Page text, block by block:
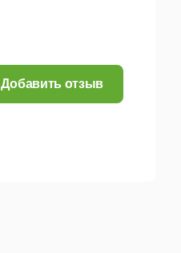
Добавить отзыв